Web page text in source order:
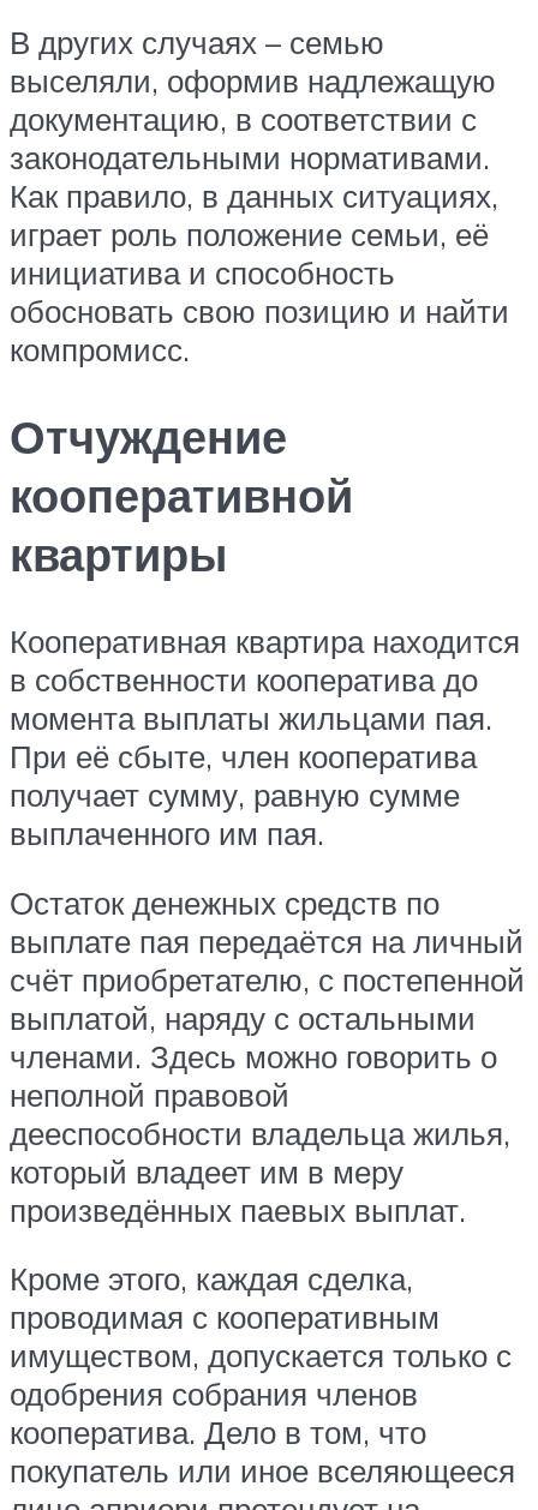
В других случаях – семью
выселяли, оформив надлежащую
документацию, в соответствии с
законодательными нормативами.
Как правило, в данных ситуациях,
играет роль положение семьи, её
инициатива и способность
обосновать свою позицию и найти
компромисс.
Отчуждение
кооперативной
квартиры
Кооперативная квартира находится
в собственности кооператива до
момента выплаты жильцами пая.
При её сбыте, член кооператива
получает сумму, равную сумме
выплаченного им пая.
Остаток денежных средств по
выплате пая передаётся на личный
счёт приобретателю, с постепенной
выплатой, наряду с остальными
членами. Здесь можно говорить о
неполной правовой
дееспособности владельца жилья,
который владеет им в меру
произведённых паевых выплат.
Кроме этого, каждая сделка,
проводимая с кооперативным
имуществом, допускается только с
одобрения собрания членов
кооператива. Дело в том, что
покупатель или иное вселяющееся